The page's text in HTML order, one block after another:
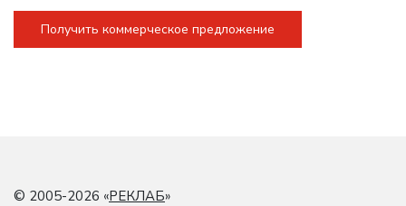
Получить коммерческое предложение
© 2005-2026 «РЕКЛАБ»